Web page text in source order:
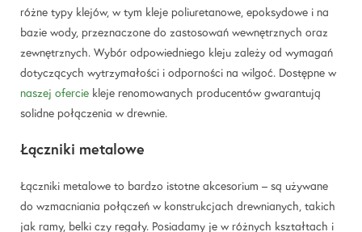
różne typy klejów, w tym kleje poliuretanowe, epoksydowe i na
bazie wody, przeznaczone do zastosowań wewnętrznych oraz
zewnętrznych. Wybór odpowiedniego kleju zależy od wymagań
dotyczących wytrzymałości i odporności na wilgoć. Dostępne w
naszej ofercie kleje renomowanych producentów gwarantują
solidne połączenia w drewnie.
Łączniki metalowe
Łączniki metalowe to bardzo istotne akcesorium – są używane
do wzmacniania połączeń w konstrukcjach drewnianych, takich
jak ramy, belki czy regały. Posiadamy je w różnych kształtach i